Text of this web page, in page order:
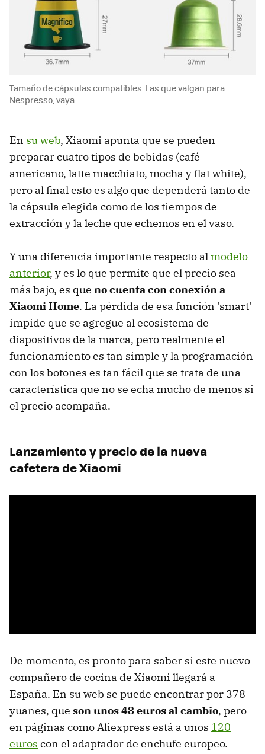
Tamaño de cápsulas compatibles. Las que valgan para
Nespresso, vaya
En su web, Xiaomi apunta que se pueden
preparar cuatro tipos de bebidas (café
americano, latte macchiato, mocha y flat white),
pero al final esto es algo que dependerá tanto de
la cápsula elegida como de los tiempos de
extracción y la leche que echemos en el vaso.
Y una diferencia importante respecto almodelo
anterior, y es lo que permite que el precio sea
más bajo, es que no cuenta con conexión a
Xiaomi Home. La pérdida de esa función 'smart'
impide que se agregue al ecosistema de
dispositivos de la marca, pero realmente el
funcionamiento es tan simple y la programación
con los botones es tan fácil que se trata de una
característica que no se echa mucho de menos si
el precio acompaña.
Lanzamiento y precio de la nueva
cafetera de Xiaomi
De momento, es pronto para saber si este nuevo
compañero de cocina de Xiaomi llegará a
España. En su web se puede encontrar por 378
yuanes, que son unos 48 euros al cambio, pero
en páginas como Aliexpress está a unos 120
euros con el adaptador de enchufe europeo.